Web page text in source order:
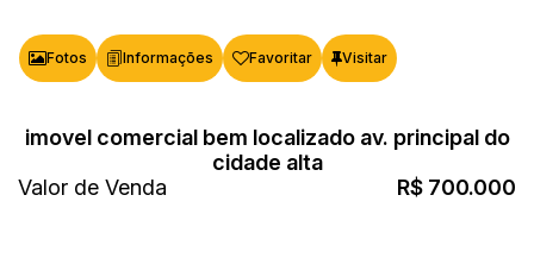
Fotos Favoritar
imovel comercial bem localizado av. principal do
cidade alta
R$ 700.000
Valor de Venda